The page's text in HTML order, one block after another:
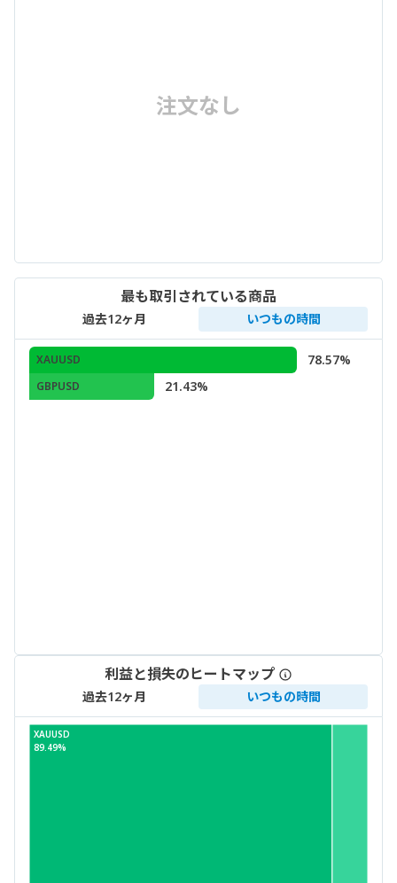
注文なし
最も取引されている商品
過去12ヶ月 いつもの時間
XAUUSD 78.57%
GBPUSD 21.43%
利益と損失のヒートマップ
過去12ヶ月 いつもの時間
XAUUSD
89.49%